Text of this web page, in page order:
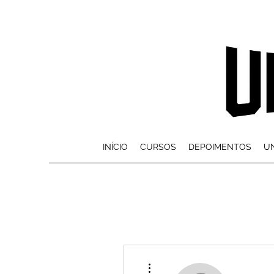
INÍCIO CURSOS DEPOIMENTOS